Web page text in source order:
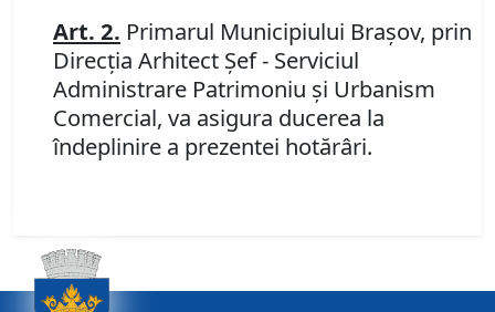
Art. 2. Primarul Municipiului Braşov, prin
Direcţia Arhitect Şef - Serviciul
Administrare Patrimoniu şi Urbanism
Comercial, va asigura ducerea la
îndeplinire a prezentei hotărâri.